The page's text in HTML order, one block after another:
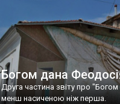
Богом дана
Друга частина звіту про
менш насиченою ніж перша.